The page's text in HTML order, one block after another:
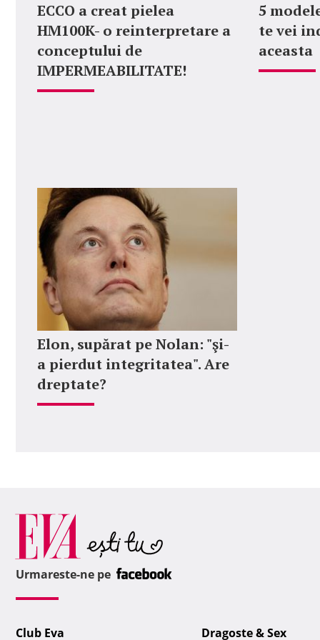
ECCO a creat pielea
HM100K- o reinterpretare a
conceptului de
IMPERMEABILITATE!
5
te vei
aceasta
Elon, supărat pe Nolan: "şi-
a pierdut integritatea". Are
dreptate?
Urmareste-ne pe
Club Eva Dragoste & Sex